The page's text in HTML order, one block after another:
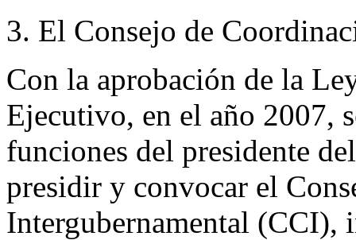
3. El Consejo de
Con la aprobación de la
Ejecutivo, en el año 2007,
funciones del presidente
presidir y convocar el
Intergubernamental (CCI),